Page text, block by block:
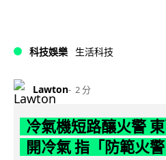
科技娛樂 生活科技
Lawton 2 分
冷氣機短路釀火警
開冷氣 指「防範火警